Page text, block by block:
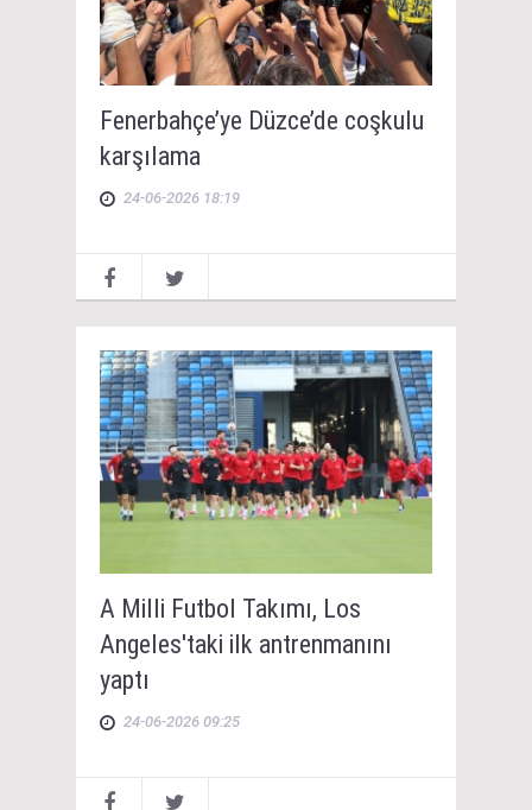
Fenerbahçe’ye Düzce’de coşkulu
karşılama
24-06-2026 18:19
A Milli Futbol Takımı, Los
Angeles'taki ilk antrenmanını
yaptı
24-06-2026 09:25